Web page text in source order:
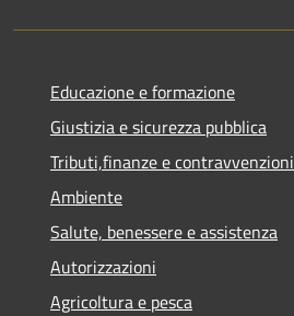
Educazione e formazione
Giustizia e sicurezza pubblica
Tributi,finanze e contravvenzioni
Ambiente
Salute, benessere e assistenza
Autorizzazioni
Agricoltura e pesca